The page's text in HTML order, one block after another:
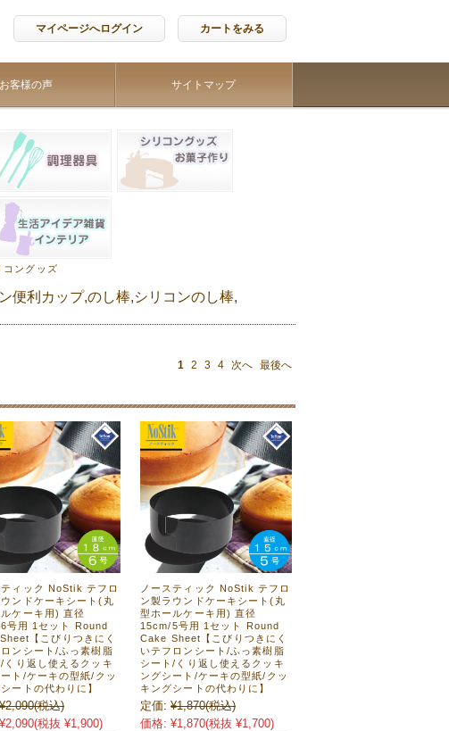
マイページへログイン カートをみる
お客様の声 サイトマップ
コングッズ
便利カップ,のし棒,シリコンのし棒,
1 2 3 4 次へ 最後へ
ティック NoStik テフロ
ンドケーキシート(丸
ケーキ用) 直径
号用 1セット Round
【こびりつきにく
ンシート/ふっ素樹脂
くり返し使えるクッキ
ト/ケーキの型紙/クッ
ートの代わりに】
¥2,090(税込)
¥2,090(税抜 ¥1,900)
ノースティック NoStik テフロ
ン製ラウンドケーキシート(丸
型ホールケーキ用) 直径
15cm/5号用 1セット Round
Cake Sheet【こびりつきにく
いテフロンシート/ふっ素樹脂
シート/くり返し使えるクッキ
ングシート/ケーキの型紙/クッ
キングシートの代わりに】
定価: ¥1,870(税込)
価格: ¥1,870(税抜 ¥1,700)